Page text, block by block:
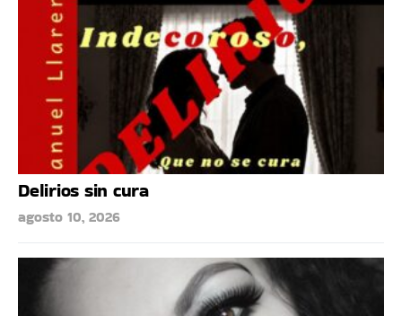
Delirios sin cura
agosto 10, 2026